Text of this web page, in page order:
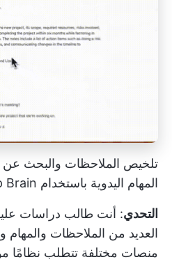
تلخيص الملاحظات والبحث عن
المهام اليدوية باستخدام ClickUp Brain
التحدي: أنت طالب دراسات
العديد من الملاحظات والمهام
منصات مختلفة تتطلب نظامًا